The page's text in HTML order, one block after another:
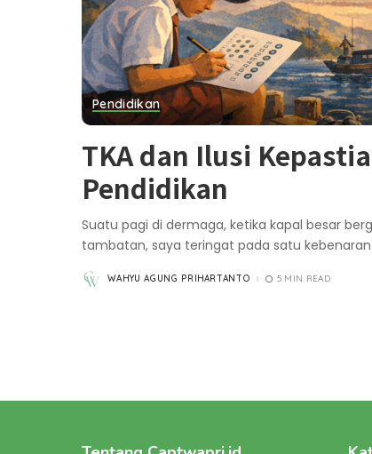
Pendidikan
TKA dan Ilusi
Pendidikan
Suatu pagi di dermaga, ketika kapal besar
tambatan, saya teringat pada satu
POSTED
BY
WAHYU AGUNG PRIHARTANTO 5 MIN READ